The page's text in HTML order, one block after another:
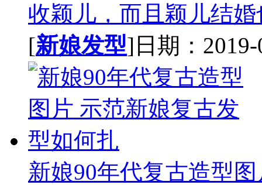
收颖儿，而且颖儿结婚
[新娘发型]日期：2019-
新娘90年代复古造型